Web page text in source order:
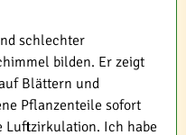
schlechter
bilden. Er zeigt
Blättern und
Pflanzenteile sofort
Luftzirkulation. Ich habe